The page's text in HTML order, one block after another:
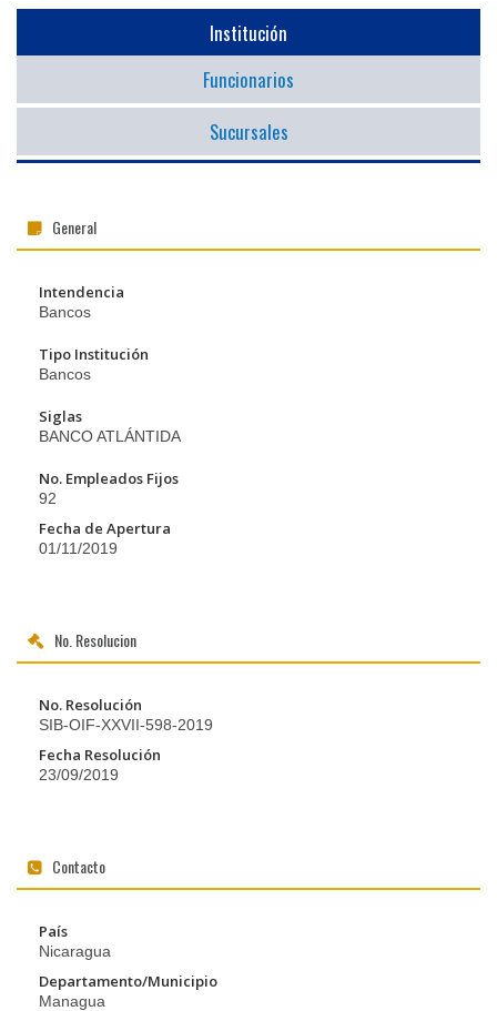
Institución
Funcionarios
Sucursales
General
Intendencia
Bancos
Tipo Institución
Bancos
Siglas
BANCO ATLÁNTIDA
No. Empleados Fijos
92
Fecha de Apertura
01/11/2019
No. Resolucion
No. Resolución
SIB-OIF-XXVII-598-2019
Fecha Resolución
23/09/2019
Contacto
País
Nicaragua
Departamento/Municipio
Managua